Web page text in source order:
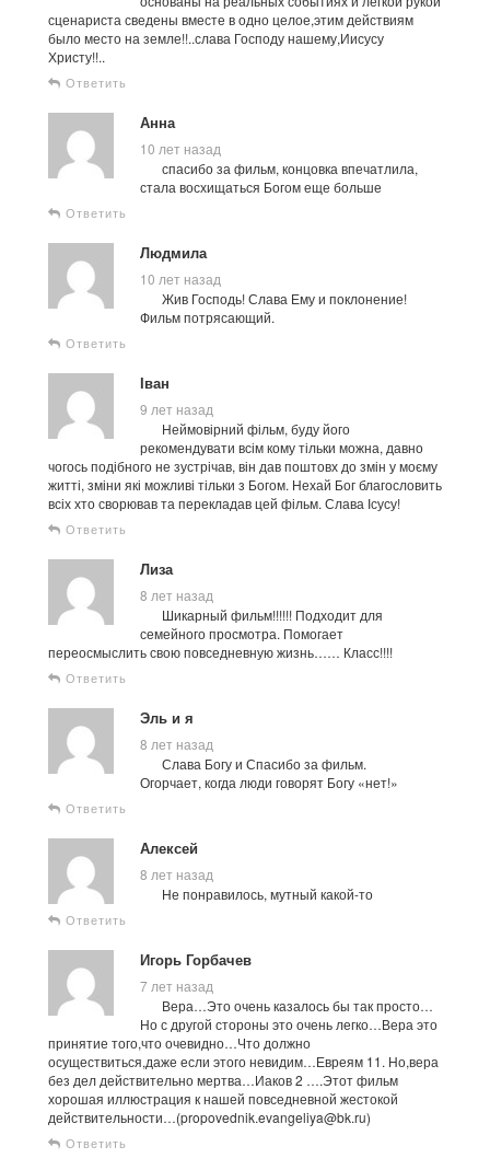
сценариста сведены вместе в одно целое,этим действиям
было место на земле!!..слава Господу нашему,Иисусу
Христу!!..
Ответить
Анна
10 лет назад
спасибо за фильм, концовка впечатлила,
стала восхищаться Богом еще больше
Ответить
Людмила
10 лет назад
Жив Господь! Слава Ему и поклонение!
Фильм потрясающий.
Ответить
Іван
9 лет назад
Неймовірний фільм, буду його
рекомендувати всім кому тільки можна, давно
чогось подібного не зустрічав, він дав поштовх до змін у моєму
житті, зміни які можливі тільки з Богом. Нехай Бог благословить
всіх хто сворював та перекладав цей фільм. Слава Ісусу!
Ответить
Лиза
8 лет назад
Шикарный фильм!!!!!! Подходит для
семейного просмотра. Помогает
переосмыслить свою повседневную жизнь…… Класс!!!!
Ответить
Эль и я
8 лет назад
Слава Богу и Спасибо за фильм.
Огорчает, когда люди говорят Богу «нет!»
Ответить
Алексей
8 лет назад
Не понравилось, мутный какой-то
Ответить
Игорь Горбачев
7 лет назад
Вера…Это очень казалось бы так просто…
Но с другой стороны это очень легко…Вера это
принятие того,что очевидно…Что должно
осуществиться,даже если этого невидим…Евреям 11. Но,вера
без дел действительно мертва…Иаков 2 ….Этот фильм
хорошая иллюстрация к нашей повседневной жестокой
действительности…(propovednik.evangeliya@bk.ru)
Ответить